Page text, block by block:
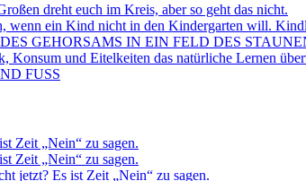
dreht euch im Kreis, aber so geht das nicht.
wenn ein Kind nicht in den Kindergarten will.
GEHORSAMS IN EIN FELD DES
Konsum und Eitelkeiten das natürliche Lernen
FUSS
Zeit „Nein“ zu sagen.
Zeit „Nein“ zu sagen.
jetzt? Es ist Zeit „Nein“ zu sagen.